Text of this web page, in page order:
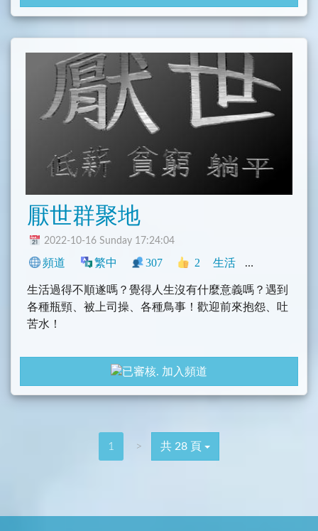
厭世群聚地
2022-10-16 Sunday 17:24:04
頻道 繁中 307 2 生活 中文圈
生活過得不順遂嗎？覺得人生沒有什麼意義嗎？遇到
各種瓶頸、被上司操、各種鳥事！歡迎前來抱怨、吐
苦水！
活在這時代的我們又窮又忙又沒有方向，過得好像不
怎麼幸福，但又不知道怎麼樣可以更好。
加入頻道
1 > 共 28 頁